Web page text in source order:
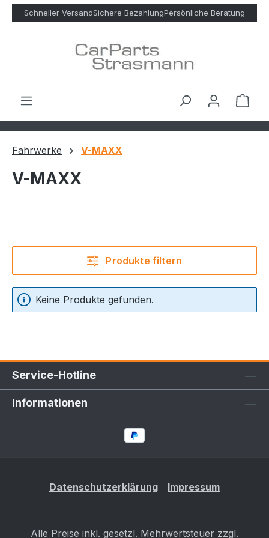
Zum Hauptinhalt springen
Schneller VersandSichere BezahlungPersönliche Beratung
Fahrwerke V-MAXX
V-MAXX
Produkte filtern
Keine Produkte gefunden.
Service-Hotline
Informationen
Datenschutzerklärung Impressum
Alle Preise inkl. gesetzl. Mehrwertsteuer zzgl.